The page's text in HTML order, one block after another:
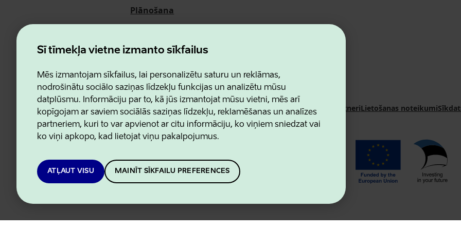
Šī tīmekļa vietne izmanto sīkfailus
Mēs izmantojam sīkfailus, lai personalizētu saturu un reklāmas,
nodrošinātu sociālo saziņas līdzekļu funkcijas un analizētu mūsu
datplūsmu. Informāciju par to, kā jūs izmantojat mūsu vietni, mēs arī
kopīgojam ar saviem sociālās saziņas līdzekļu, reklamēšanas un analīzes
partneriem, kuri to var apvienot ar citu informāciju, ko viņiem sniedzat vai
ko viņi apkopo, kad lietojat viņu pakalpojumus.
ATĻAUT VISU MAINĪT SĪKFAILU PREFERENCES
Plānošana
Par mums
Estonian Business and Innovation AgencyKontaktiSadarbības partneriLietošanas noteikumi